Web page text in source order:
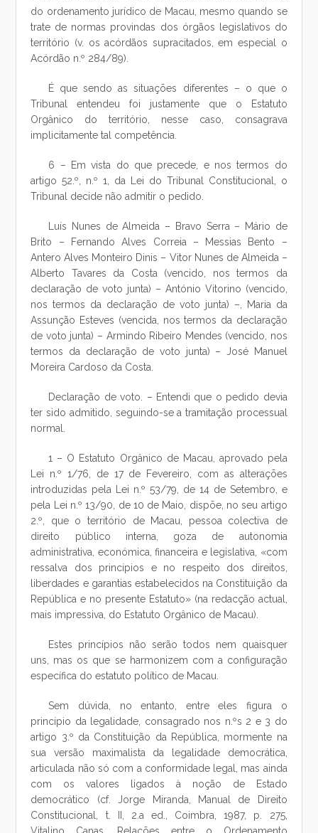
do ordenamento jurídico de Macau, mesmo quando se
trate de normas provindas dos órgãos legislativos do
território (v. os acórdãos supracitados, em especial o
Acórdão n.º 284/89).
É que sendo as situações diferentes – o que o
Tribunal entendeu foi justamente que o Estatuto
Orgânico do território, nesse caso, consagrava
implicitamente tal competência.
6 – Em vista do que precede, e nos termos do
artigo 52.º, n.º 1, da Lei do Tribunal Constitucional, o
Tribunal decide não admitir o pedido.
Luís Nunes de Almeida – Bravo Serra – Mário de
Brito – Fernando Alves Correia – Messias Bento –
Antero Alves Monteiro Dinis – Vitor Nunes de Almeida –
Alberto Tavares da Costa (vencido, nos termos da
declaração de voto junta) – António Vitorino (vencido,
nos termos da declaração de voto junta) –, Maria da
Assunção Esteves (vencida, nos termos da declaração
de voto junta) – Armindo Ribeiro Mendes (vencido, nos
termos da declaração de voto junta) – José Manuel
Moreira Cardoso da Costa.
Declaração de voto. – Entendi que o pedido devia
ter sido admitido, seguindo-se a tramitação processual
normal.
1 – O Estatuto Orgânico de Macau, aprovado pela
Lei n.º 1/76, de 17 de Fevereiro, com as alterações
introduzidas pela Lei n.º 53/79, de 14 de Setembro, e
pela Lei n.º 13/90, de 10 de Maio, dispõe, no seu artigo
2.º, que o território de Macau, pessoa colectiva de
direito público interna, goza de autonomia
administrativa, económica, financeira e legislativa, «com
ressalva dos princípios e no respeito dos direitos,
liberdades e garantias estabelecidos na Constituição da
República e no presente Estatuto» (na redacção actual,
mais impressiva, do Estatuto Orgânico de Macau).
Estes princípios não serão todos nem quaisquer
uns, mas os que se harmonizem com a configuração
específica do estatuto político de Macau.
Sem dúvida, no entanto, entre eles figura o
princípio da legalidade, consagrado nos n.ºs 2 e 3 do
artigo 3.º da Constituição da República, mormente na
sua versão maximalista da legalidade democrática,
articulada não só com a conformidade legal, mas ainda
com os valores ligados à noção de Estado
democrático (cf. Jorge Miranda, Manual de Direito
Constitucional, t. II, 2.a ed., Coimbra, 1987, p. 275,